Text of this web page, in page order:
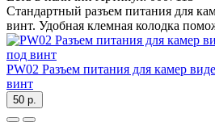
Стандартный разъем питания для
винт. Удобная клемная колодка
PW02 Разъем питания для камер
винт
50 р.